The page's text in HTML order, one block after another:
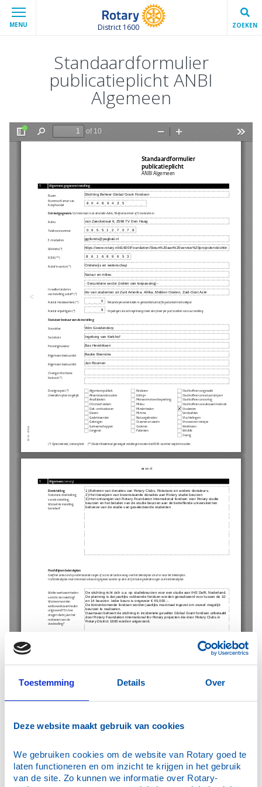
Toestemming Details Over
Deze website maakt gebruik van cookies
We gebruiken cookies om de website van Rotary goed te
laten functioneren en om inzicht te krijgen in het gebruik
van de site. Zo kunnen we informatie over Rotary-
MENU District 1600 ZOEKEN
Standaardformulier
publicatieplicht ANBI
Algemeen
Wat is Rotary
Diversity, Equity and Inclusion